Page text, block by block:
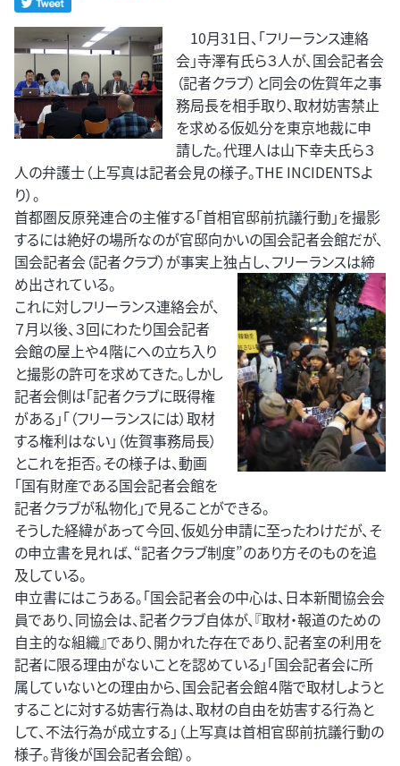
10月31日、「フリーランス連絡
会」寺澤有氏ら３人が、国会記者会
（記者クラブ）と同会の佐賀年之事
務局長を相手取り、取材妨害禁止
を求める仮処分を東京地裁に申
請した。代理人は山下幸夫氏ら３
人の弁護士（上写真は記者会見の様子。THE INCIDENTSよ
り）。
首都圏反原発連合の主催する「首相官邸前抗議行動」を撮影
するには絶好の場所なのが官邸向かいの国会記者会館だが、
国会記者会（記者クラブ）が事実上独占し、フリーランスは締
め出されている。
これに対しフリーランス連絡会が、
７月以後、３回にわたり国会記者
会館の屋上や４階にへの立ち入り
と撮影の許可を求めてきた。しかし
記者会側は「記者クラブに既得権
がある」「（フリーランスには）取材
する権利はない」（佐賀事務局長）
とこれを拒否。その様子は、動画
「国有財産である国会記者会館を
記者クラブが私物化」で見ることができる。
そうした経緯があって今回、仮処分申請に至ったわけだが、そ
の申立書を見れば、“記者クラブ制度”のあり方そのものを追
及している。
申立書にはこうある。「国会記者会の中心は、日本新聞協会会
員であり、同協会は、記者クラブ自体が、『取材・報道のための
自主的な組織』であり、開かれた存在であり、記者室の利用を
記者に限る理由がないことを認めている」「国会記者会に所
属していないとの理由から、国会記者会館４階で取材しようと
することに対する妨害行為は、取材の自由を妨害する行為と
して、不法行為が成立する」（上写真は首相官邸前抗議行動の
様子。背後が国会記者会館）。